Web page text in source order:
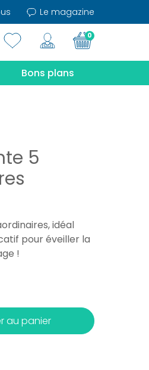
Le magazine
0
Bons plans
5
idéal
pour éveiller la
!
au panier